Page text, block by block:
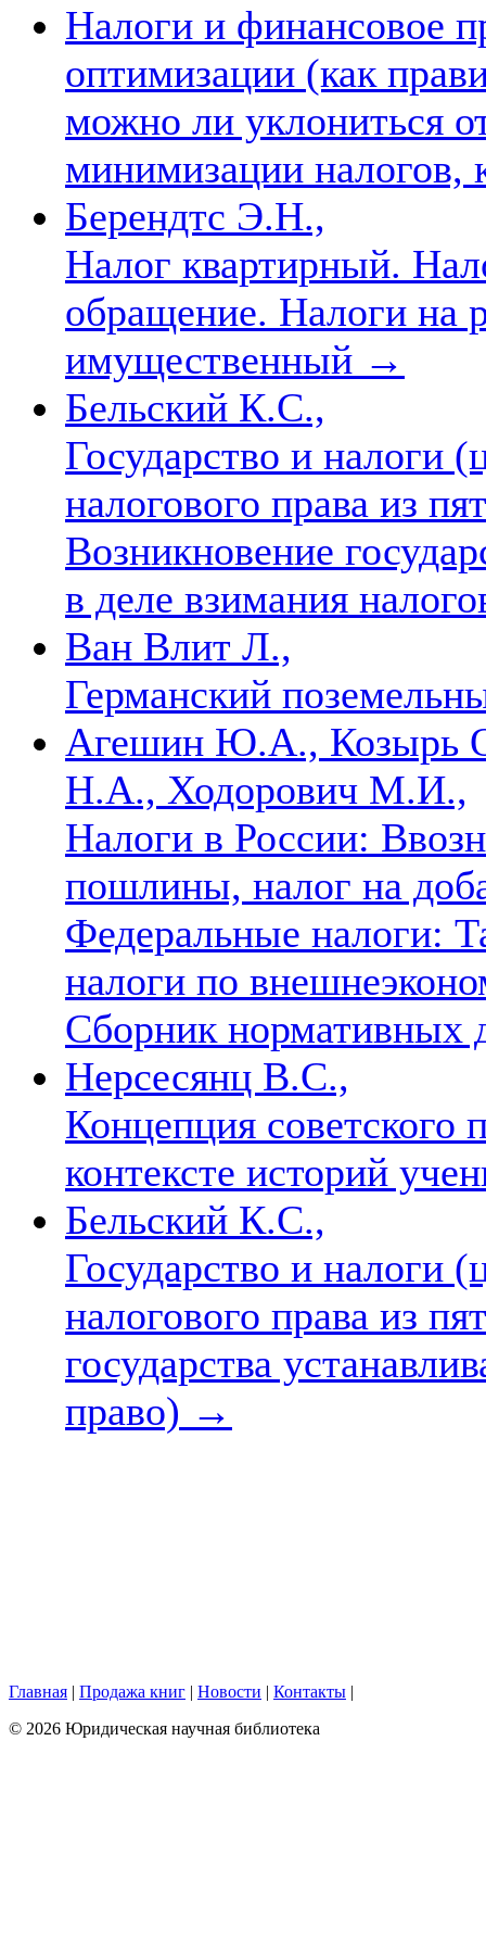
Налоги и финансовое
оптимизации (как
можно ли уклониться
минимизации
Берендтс Э.Н.,
Налог квартирный.
обращение. Налоги на
имущественный →
Бельский К.С.,
Государство и налоги
налогового права из
Возникновение
в деле взимания
Ван Влит Л.,
Германский
Агешин Ю.А., Козырь
Н.А., Ходорович М.И.,
Налоги в России:
пошлины, налог на
Федеральные налоги:
налоги по
Сборник нормативных
Нерсесянц В.С.,
Концепция советского
контексте историй
Бельский К.С.,
Государство и налоги
налогового права из
государства
право) →
Главная | Продажа книг | Новости | Контакты |
© 2026 Юридическая научная библиотека